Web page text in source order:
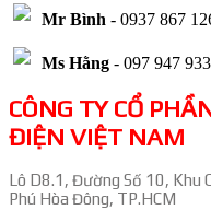
Mr Bình - 0937 867
Ms Hằng - 097 947
CÔNG TY CỔ
ĐIỆN VIỆT NAM
Lô D8.1, Đường Số 10, Khu
Phú Hòa Đông, TP.HCM